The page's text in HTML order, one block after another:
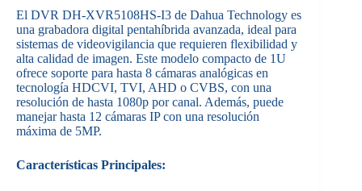
El DVR DH-XVR5108HS-I3 de Dahua Technology es
una grabadora digital pentahíbrida avanzada, ideal para
sistemas de videovigilancia que requieren flexibilidad y
alta calidad de imagen. Este modelo compacto de 1U
ofrece soporte para hasta 8 cámaras analógicas en
tecnología HDCVI, TVI, AHD o CVBS, con una
resolución de hasta 1080p por canal. Además, puede
manejar hasta 12 cámaras IP con una resolución
máxima de 5MP.
Características Principales: